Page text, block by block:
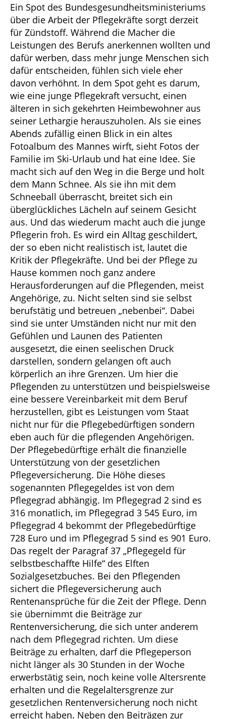
Ein Spot des Bundesgesundheitsministeriums
über die Arbeit der Pflegekräfte sorgt derzeit
für Zündstoff. Während die Macher die
Leistungen des Berufs anerkennen wollten und
dafür werben, dass mehr junge Menschen sich
dafür entscheiden, fühlen sich viele eher
davon verhöhnt. In dem Spot geht es darum,
wie eine junge Pflegekraft versucht, einen
älteren in sich gekehrten Heimbewohner aus
seiner Lethargie herauszuholen. Als sie eines
Abends zufällig einen Blick in ein altes
Fotoalbum des Mannes wirft, sieht Fotos der
Familie im Ski-Urlaub und hat eine Idee. Sie
macht sich auf den Weg in die Berge und holt
dem Mann Schnee. Als sie ihn mit dem
Schneeball überrascht, breitet sich ein
überglückliches Lächeln auf seinem Gesicht
aus. Und das wiederum macht auch die junge
Pflegerin froh. Es wird ein Alltag geschildert,
der so eben nicht realistisch ist, lautet die
Kritik der Pflegekräfte. Und bei der Pflege zu
Hause kommen noch ganz andere
Herausforderungen auf die Pflegenden, meist
Angehörige, zu. Nicht selten sind sie selbst
berufstätig und betreuen „nebenbei“. Dabei
sind sie unter Umständen nicht nur mit den
Gefühlen und Launen des Patienten
ausgesetzt, die einen seelischen Druck
darstellen, sondern gelangen oft auch
körperlich an ihre Grenzen. Um hier die
Pflegenden zu unterstützen und beispielsweise
eine bessere Vereinbarkeit mit dem Beruf
herzustellen, gibt es Leistungen vom Staat
nicht nur für die Pflegebedürftigen sondern
eben auch für die pflegenden Angehörigen.
Der Pflegebedürftige erhält die finanzielle
Unterstützung von der gesetzlichen
Pflegeversicherung. Die Höhe dieses
sogenannten Pflegegeldes ist von dem
Pflegegrad abhängig. Im Pflegegrad 2 sind es
316 monatlich, im Pflegegrad 3 545 Euro, im
Pflegegrad 4 bekommt der Pflegebedürftige
728 Euro und im Pflegegrad 5 sind es 901 Euro.
Das regelt der Paragraf 37 „Pflegegeld für
selbstbeschaffte Hilfe“ des Elften
Sozialgesetzbuches. Bei den Pflegenden
sichert die Pflegeversicherung auch
Rentenansprüche für die Zeit der Pflege. Denn
sie übernimmt die Beiträge zur
Rentenversicherung, die sich unter anderem
nach dem Pflegegrad richten. Um diese
Beiträge zu erhalten, darf die Pflegeperson
nicht länger als 30 Stunden in der Woche
erwerbstätig sein, noch keine volle Altersrente
erhalten und die Regelaltersgrenze zur
gesetzlichen Rentenversicherung noch nicht
erreicht haben. Neben den Beiträgen zur